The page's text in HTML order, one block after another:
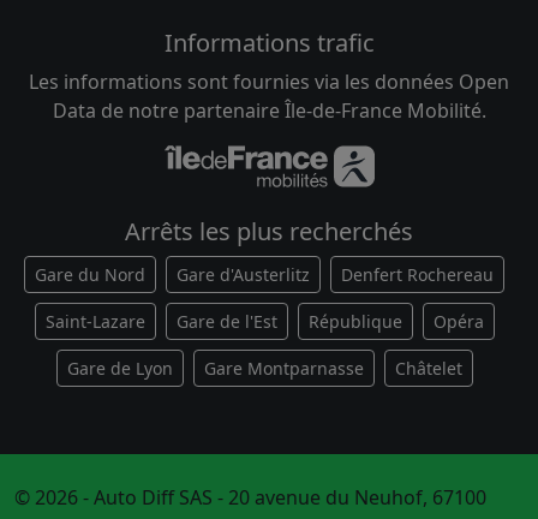
Informations trafic
Les informations sont fournies via les données Open
Data de notre partenaire Île-de-France Mobilité.
Arrêts les plus recherchés
Gare du Nord Gare d'Austerlitz Denfert Rochereau
Saint-Lazare Gare de l'Est République Opéra
Gare de Lyon Gare Montparnasse Châtelet
© 2026 - Auto Diff SAS - 20 avenue du Neuhof, 67100